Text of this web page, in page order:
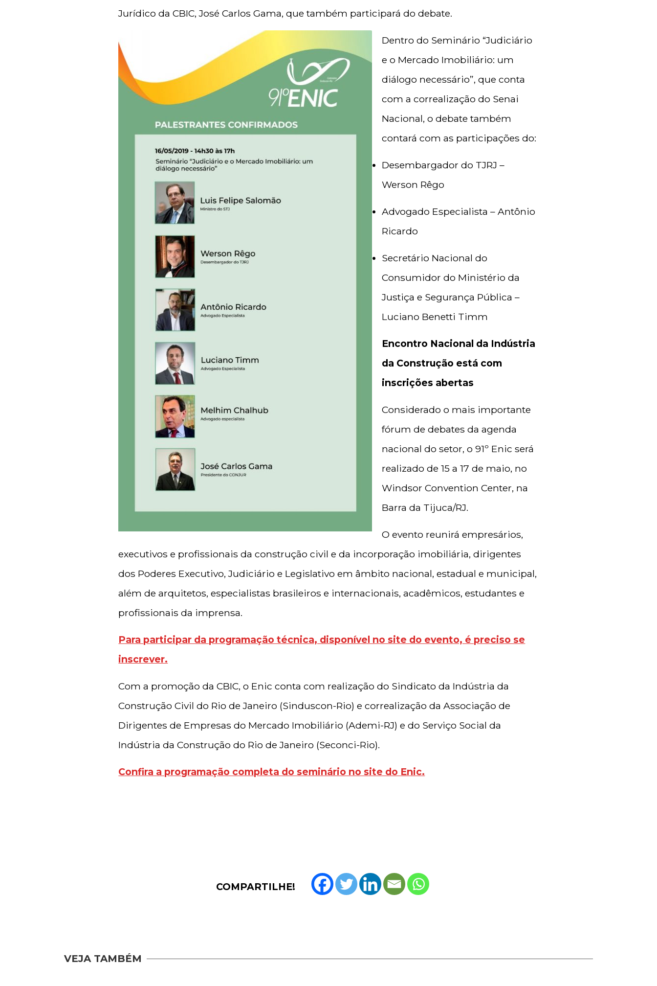
Jurídico da CBIC, José Carlos Gama, que também participará do debate.
Dentro do Seminário “Judiciário
e o Mercado Imobiliário: um
diálogo necessário”, que conta
com a correalização do Senai
Nacional, o debate também
contará com as participações do:
Desembargador do TJRJ –
Werson Rêgo
Advogado Especialista – Antônio
Ricardo
Secretário Nacional do
Consumidor do Ministério da
Justiça e Segurança Pública –
Luciano Benetti Timm
Encontro Nacional da Indústria
da Construção está com
inscrições abertas
Considerado o mais importante
fórum de debates da agenda
nacional do setor, o 91º Enic será
realizado de 15 a 17 de maio, no
Windsor Convention Center, na
Barra da Tijuca/RJ.
O evento reunirá empresários,
executivos e profissionais da construção civil e da incorporação imobiliária, dirigentes
dos Poderes Executivo, Judiciário e Legislativo em âmbito nacional, estadual e municipal,
além de arquitetos, especialistas brasileiros e internacionais, acadêmicos, estudantes e
profissionais da imprensa.
Para participar da programação técnica, disponível no site do evento, é preciso se
inscrever.
Com a promoção da CBIC, o Enic conta com realização do Sindicato da Indústria da
Construção Civil do Rio de Janeiro (Sinduscon-Rio) e correalização da Associação de
Dirigentes de Empresas do Mercado Imobiliário (Ademi-RJ) e do Serviço Social da
Indústria da Construção do Rio de Janeiro (Seconci-Rio).
Confira a programação completa do seminário no site do Enic.
COMPARTILHE!
VEJA TAMBÉM